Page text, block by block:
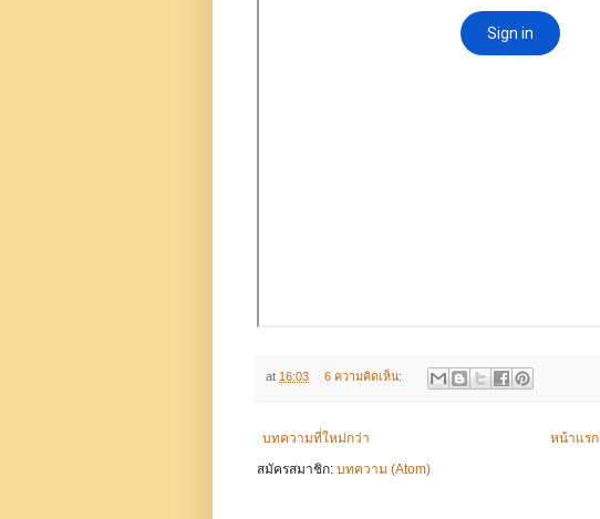
at 16:03 6 ความคิดเห็น:
บทความที่ใหม่กว่า
หน้าแรก
สมัครสมาชิก: บทความ (Atom)